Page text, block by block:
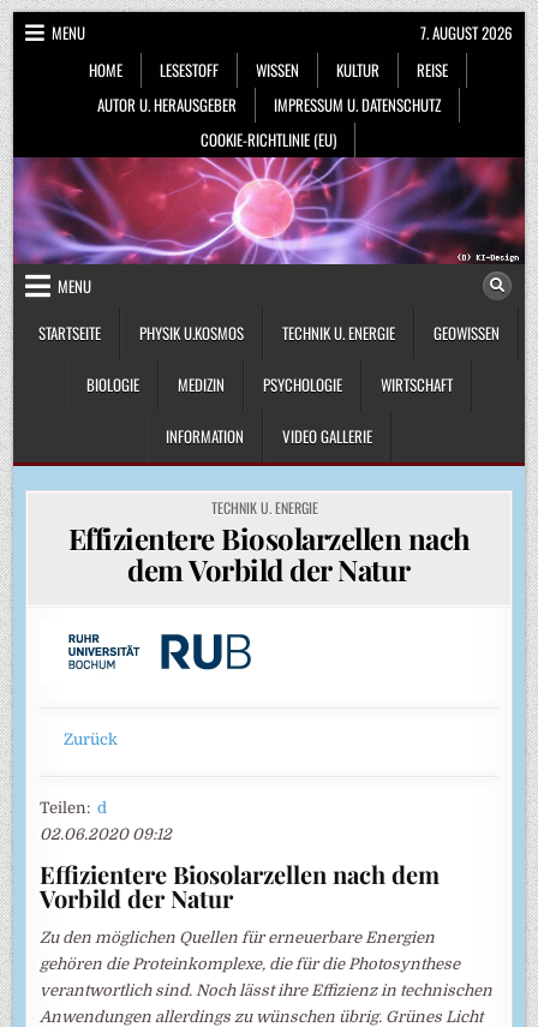
Skip
to
content
MENU
HOME
LESESTOFF WISSEN KULTUR
REISE
AUTOR U. HERAUSGEBER
IMPRESSUM U. DATENSCHUTZ
COOKIE-RICHTLINIE (EU)
7. AUGUST 2026
MENU
STARTSEITE
PHYSIK U.KOSMOS TECHNIK U. ENERGIE GEOWISSEN
BIOLOGIE MEDIZIN PSYCHOLOGIE WIRTSCHAFT
INFORMATION VIDEO GALLERIE
POSTED
IN
TECHNIK U. ENERGIE
Effizientere Biosolarzellen nach
dem Vorbild der Natur
Zurück
Teilen:d
02.06.2020 09:12
Effizientere Biosolarzellen nach dem
Vorbild der Natur
Zu den möglichen Quellen für erneuerbare Energien
gehören die Proteinkomplexe, die für die Photosynthese
verantwortlich sind. Noch lässt ihre Effizienz in technischen
Anwendungen allerdings zu wünschen übrig. Grünes Licht